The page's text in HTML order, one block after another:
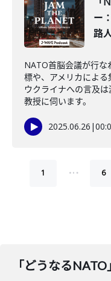
ー
路
NATO首脳会議が行な
標や、アメリカによる
ウクライナへの言及
教授に伺います。
2025.06.26 |
1 … 6